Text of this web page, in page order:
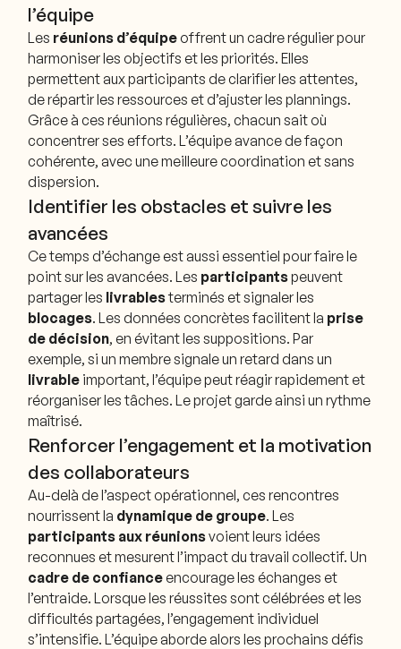
l’équipe
Les réunions d’équipeoffrent un cadre régulier pour
harmoniser les objectifs et les priorités. Elles
permettent aux participants de clarifier les attentes,
de répartir les ressources et d’ajuster les plannings.
Grâce à ces réunions régulières, chacun sait où
concentrer ses efforts. L’équipe avance de façon
cohérente, avec une meilleure coordination et sans
dispersion.
Identifier les obstacles et suivre les
avancées
Ce temps d’échange est aussi essentiel pour faire le
point sur les avancées. Les participantspeuvent
partager les livrablesterminés et signaler les
blocages. Les données concrètes facilitent la prise
de décision, en évitant les suppositions. Par
exemple, si un membre signale un retard dans un
livrable important, l’équipe peut réagir rapidement et
réorganiser les tâches. Le projet garde ainsi un rythme
maîtrisé.
Renforcer l’engagement et la motivation
des collaborateurs
Au-delà de l’aspect opérationnel, ces rencontres
nourrissent la dynamique de groupe. Les
participants aux réunionsvoient leurs idées
reconnues et mesurent l’impact du travail collectif. Un
cadre de confianceencourage les échanges et
l’entraide. Lorsque les réussites sont célébrées et les
difficultés partagées, l’engagement individuel
s’intensifie. L’équipe aborde alors les prochains défis